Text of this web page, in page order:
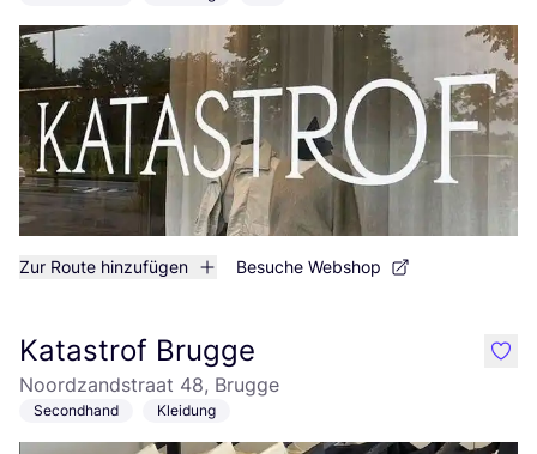
Zur Route hinzufügen Besuche Webshop
Katastrof Brugge
Noordzandstraat 48, Brugge
Secondhand Kleidung
like